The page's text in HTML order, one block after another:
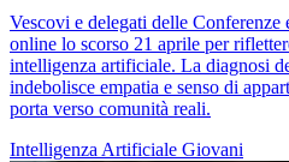
Vescovi e delegati delle
online lo scorso 21 aprile per
intelligenza artificiale. La diagnosi
indebolisce empatia e senso di
porta verso comunità reali.
Intelligenza Artificiale Giovani